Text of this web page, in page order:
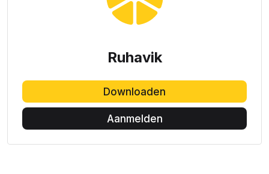
Ruhavik
Downloaden
Aanmelden